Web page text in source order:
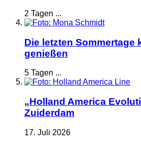
2 Tagen ...
Die letzten Sommertage
genießen
5 Tagen ...
„Holland America
Zuiderdam
17. Juli 2026